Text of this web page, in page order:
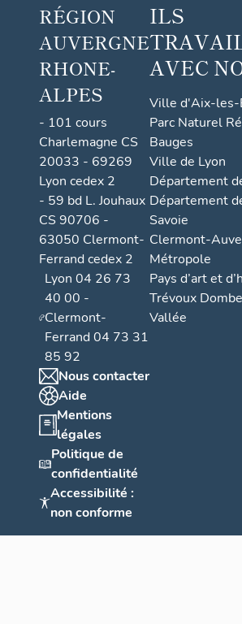
RÉGION
AUVERGNE
RHONE-
ALPES
- 101 cours
Charlemagne CS
20033 - 69269
Lyon cedex 2
- 59 bd L. Jouhaux
CS 90706 -
63050 Clermont-
Ferrand cedex 2
Lyon 04 26 73
40 00 -
Clermont-
Ferrand 04 73 31
85 92
Nous contacter
Aide
Mentions
légales
Politique de
confidentialité
Accessibilité :
non conforme
ILS
AVEC
Ville d'Aix-les-
Parc Naturel
Bauges
Ville de Lyon
Département
Département
Savoie
Clermont-
Métropole
Pays d’art et
Trévoux
Vallée